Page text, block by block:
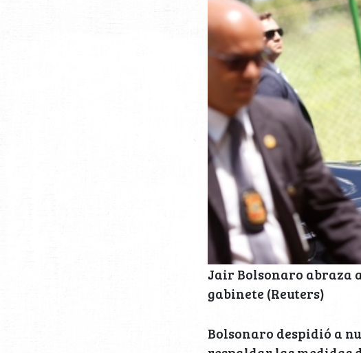
Jair Bolsonaro abraza
gabinete (Reuters)
Bolsonaro despidió a